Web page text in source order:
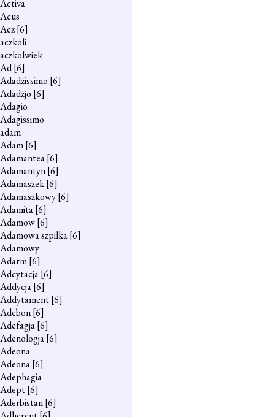
Activa
Acus
Acz[6]
aczkoli
aczkolwiek
Ad[6]
Adadżissimo [6]
Adadżjo [6]
Adagio
Adagissimo
adam
Adam[6]
Adamantea[6]
Adamantyn[6]
Adamaszek[6]
Adamaszkowy[6]
Adamita[6]
Adamow[6]
Adamowa szpilka[6]
Adamowy
Adarm[6]
Adcytacja[6]
Addycja[6]
Addytament[6]
Adebon[6]
Adefagja[6]
Adenologja[6]
Adeona
Adeona[6]
Adephagia
Adept[6]
Aderbistan[6]